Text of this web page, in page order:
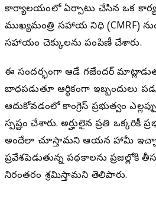
కార్యాలయంలో ఏర్పాటు చేసిన ఒక
ముఖ్యమంత్రి సహాయ నిధి (CMRF)
సహాయం చెక్కులను పంపిణీ చేశారు.
ఈ సందర్భంగా ఆడే గజేందర్
బాధపడుతూ ఆర్థికంగా ఇబ్బందులు
ఆదుకోవడంలో కాంగ్రెస్ ప్రభుత్వం
స్పష్టం చేశారు. అర్హులైన ప్రతి ఒక్కరికీ
అందేలా చూస్తామని ఆయన హామీ
ప్రవేశపెడుతున్న పథకాలను ప్రజల్లోకి
నిరంతరం శ్రమిస్తామని తెలిపారు.